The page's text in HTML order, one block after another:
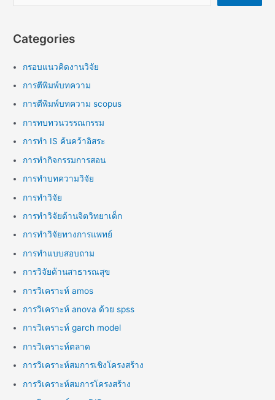
Categories
กรอบแนวคิดงานวิจัย
การตีพิมพ์บทความ
การตีพิมพ์บทความ scopus
การทบทวนวรรณกรรม
การทำ IS ค้นคว้าอิสระ
การทำกิจกรรมการสอน
การทำบทความวิจัย
การทำวิจัย
การทำวิจัยด้านจิตวิทยาเด็ก
การทำวิจัยทางการแพทย์
การทำแบบสอบถาม
การวิจัยด้านสาธารณสุข
การวิเคราะห์ amos
การวิเคราะห์ anova ด้วย spss
การวิเคราะห์ garch model
การวิเคราะห์ตลาด
การวิเคราะห์สมการเชิงโครงสร้าง
การวิเคราะห์สมการโครงสร้าง